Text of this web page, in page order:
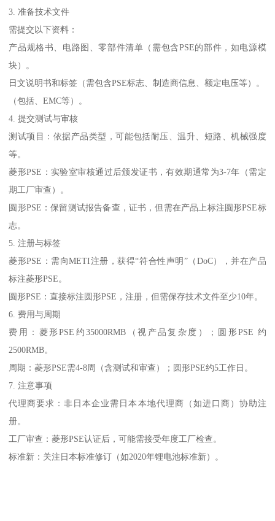
3. 准备技术文件
需提交以下资料：
产品规格书、电路图、零部件清单（需包含PSE的部件，如电源模
块）。
日文说明书和标签（需包含PSE标志、制造商信息、额定电压等）。
（包括、EMC等）。
4. 提交测试与审核
测试项目：依据产品类型，可能包括耐压、温升、短路、机械强度
等。
菱形PSE：实验室审核通过后颁发证书，有效期通常为3-7年（需定
期工厂审查）。
圆形PSE：保留测试报告备查，证书，但需在产品上标注圆形PSE标
志。
5. 注册与标签
菱形PSE：需向METI注册，获得“符合性声明”（DoC），并在产品
标注菱形PSE。
圆形PSE：直接标注圆形PSE，注册，但需保存技术文件至少10年。
6. 费用与周期
费用：菱形PSE约35000RMB（视产品复杂度）；圆形PSE 约
2500RMB。
周期：菱形PSE需4-8周（含测试和审查）；圆形PSE约5工作日。
7. 注意事项
代理商要求：非日本企业需日本本地代理商（如进口商）协助注
册。
工厂审查：菱形PSE认证后，可能需接受年度工厂检查。
标准新：关注日本标准修订（如2020年锂电池标准新）。